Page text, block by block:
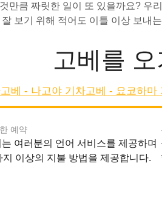
만큼 짜릿한 일이 또 있을까요?
보기 위해 적어도 이틀 이상 보
고베를
고베 - 나고야 기차고베 - 요코하마
예약
는 여러분의 언어 서비스를 제공하며
지 이상의 지불 방법을 제공합니다.